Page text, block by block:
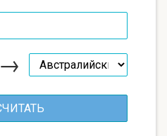
→